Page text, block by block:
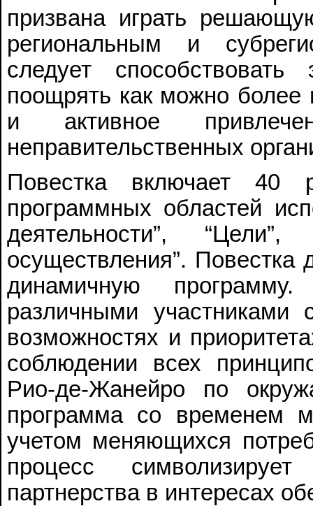
призвана играть
региональным и
следует
поощрять как можно более
и активное
неправительственных
Повестка включает 40
программных областей
деятельности”,
осуществления”. Повестка
динамичную
различными участниками
возможностях и
соблюдении всех
Рио-де-Жанейро по
программа со временем
учетом меняющихся
процесс
партнерства в интересах